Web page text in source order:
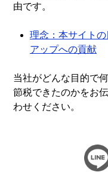
由です。
理念：本サイト
アップへの貢献
当社がどんな目的で
節税できたのかをお
わせください。